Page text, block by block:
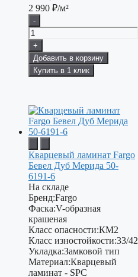
2 990 ₽/м²
-
+
Добавить в корзину
Купить в 1 клик
Кварцевый ламинат Fargo
Бевел Дуб Мерида 50-
6191-6
На складе
Бренд:Fargo
Фаска:V-образная
крашеная
Класс опасности:КМ2
Класс изностойкости:33/42
Укладка:Замковой тип
Материал:Кварцевый
ламинат - SPC